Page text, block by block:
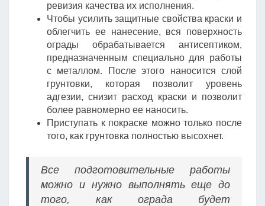
ревизия качества их исполнения.
Чтобы усилить защитные свойства краски и
облегчить ее нанесение, вся поверхность
ограды обрабатывается антисептиком,
предназначенным специально для работы
с металлом. После этого наносится слой
грунтовки, которая позволит уровень
адгезии, снизит расход краски и позволит
более равномерно ее наносить.
Приступать к покраске можно только после
того, как грунтовка полностью высохнет.
Все подготовительные работы
можно и нужно выполнять еще до
того, как ограда будет